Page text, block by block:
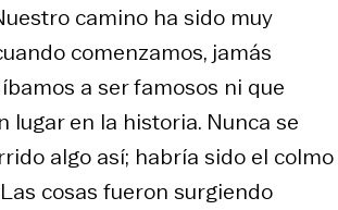
camino ha sido muy
comenzamos, jamás
a ser famosos ni que
lugar en la historia. Nunca se
algo así; habría sido el colmo
cosas fueron surgiendo